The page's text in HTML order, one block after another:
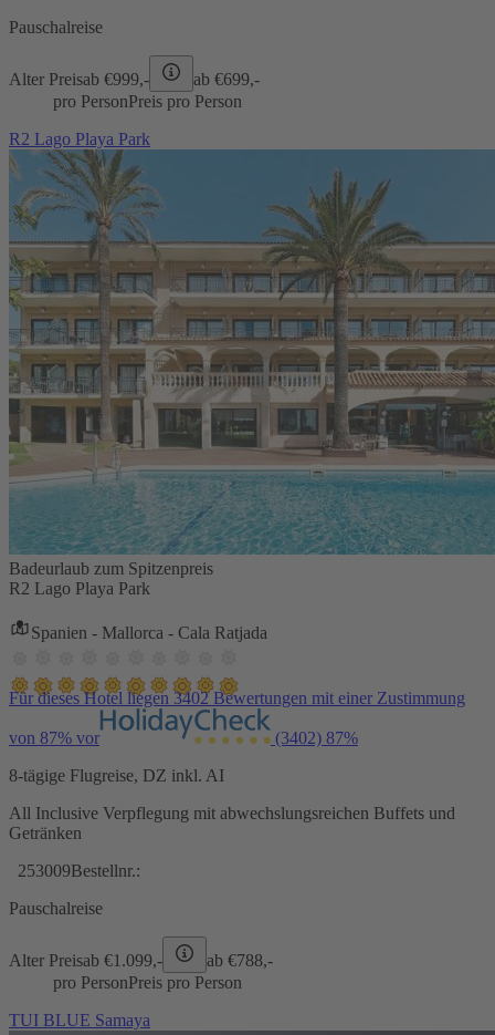
Pauschalreise
Alter Preisab €999,- ab €699,-
pro PersonPreis pro Person
R2 Lago Playa Park
Badeurlaub zum Spitzenpreis
R2 Lago Playa Park
Spanien - Mallorca - Cala Ratjada
Für dieses Hotel liegen 3402 Bewertungen mit einer Zustimmung
von 87% vor (3402) 87%
8-tägige Flugreise, DZ inkl. AI
All Inclusive Verpflegung mit abwechslungsreichen Buffets und
Getränken
253009Bestellnr.:
Pauschalreise
Alter Preisab €1.099,- ab €788,-
pro PersonPreis pro Person
TUI BLUE Samaya